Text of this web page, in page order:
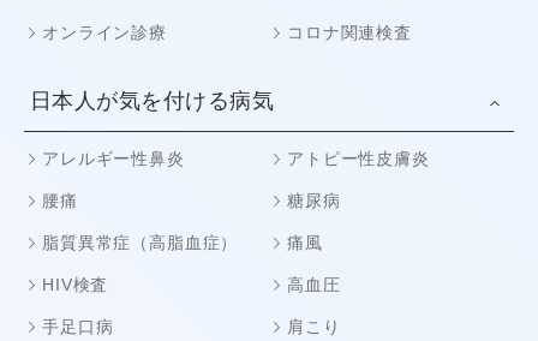
オンライン診療 コロナ関連検査
日本人が気を付ける病気
アレルギー性鼻炎 アトピー性皮膚炎
腰痛 糖尿病
脂質異常症（高脂血症） 痛風
HIV検査 高血圧
手足口病 肩こり